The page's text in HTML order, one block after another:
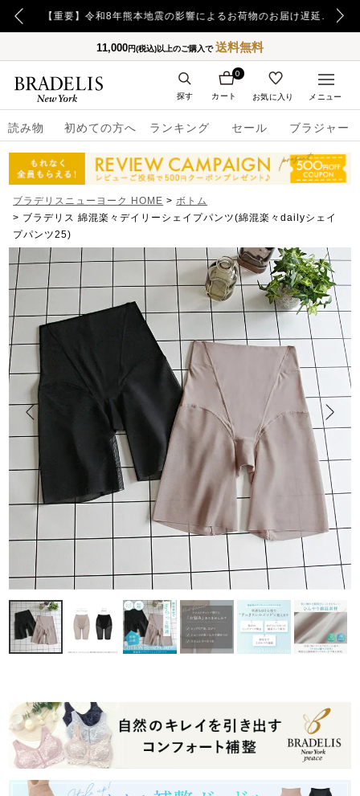
【重要】日本郵便の障害による配送への影響についてのお詫び 【重要】令和8年熊本地震の影響によるお荷物のお届け遅延について
11,000円(税込)以上のご購入で送料無料
読み物 初めての方へ ランキング セール ブラジャー
カート
0
お気に入り
探す メニュー
ブラデリスニューヨーク HOME
ボトム
ブラデリス 綿混楽々デイリーシェイプパンツ(綿混楽々dailyシェイ
プパンツ25)